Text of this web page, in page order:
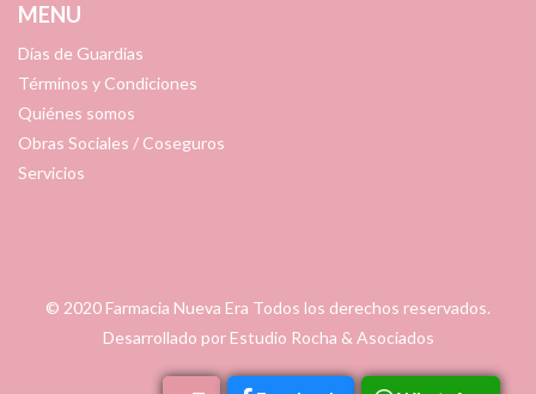
MENU
Días de Guardias
Términos y Condiciones
Quiénes somos
Obras Sociales / Coseguros
Servicios
© 2020 Farmacia Nueva Era Todos los derechos reservados.
Desarrollado por Estudio Rocha & Asociados